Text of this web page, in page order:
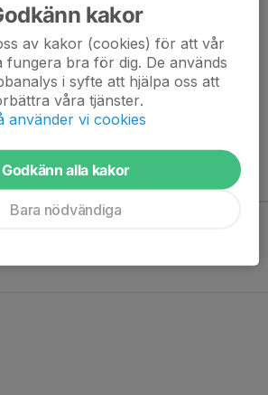
de senaste nyheterna på hemsidan. För
hemsidan loggar du in högst upp till
kakor
av kakor (cookies) för att vår
fungera bra för dig. De används
i syfte att hjälpa oss att
våra tjänster.
använder vi cookies
Godkänn alla kakor
Bara nödvändiga